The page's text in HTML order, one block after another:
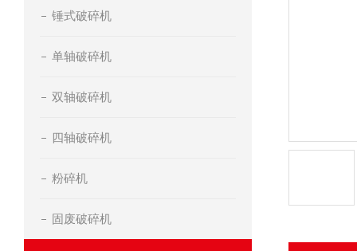
锤式破碎机
单轴破碎机
双轴破碎机
四轴破碎机
粉碎机
固废破碎机